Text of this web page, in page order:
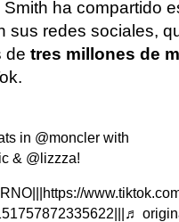
ha compartido
sus redes sociales,
de tres millones de
in @moncler with
& @lizzza!